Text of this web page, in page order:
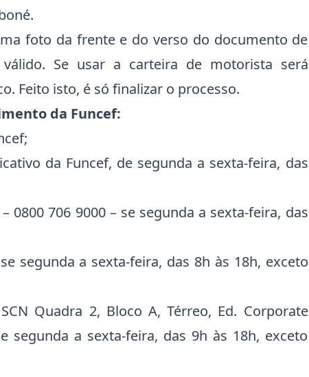
foto da frente e do verso do documento de
válido. Se usar a carteira de motorista será
Feito isto, é só finalizar o processo.
da Funcef:
da Funcef, de segunda a sexta-feira, das
0800 706 9000 – se segunda a sexta-feira, das
segunda a sexta-feira, das 8h às 18h, exceto
Quadra 2, Bloco A, Térreo, Ed. Corporate
segunda a sexta-feira, das 9h às 18h, exceto